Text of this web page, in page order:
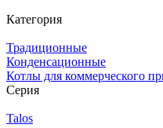
Категория
Традиционные
Конденсационные
Котлы для коммерческого
Серия
Talos